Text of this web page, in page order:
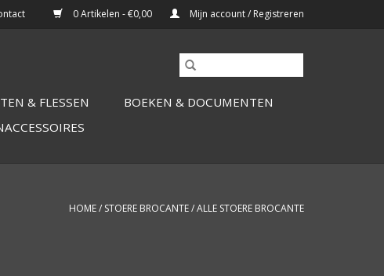
0 Artikelen - €0,00 Mijn account / Registreren
& FLESSEN
BOEKEN & DOCUMENTEN
HOME/ STOERE BROCANTE/ALLE STOERE BROCANTE